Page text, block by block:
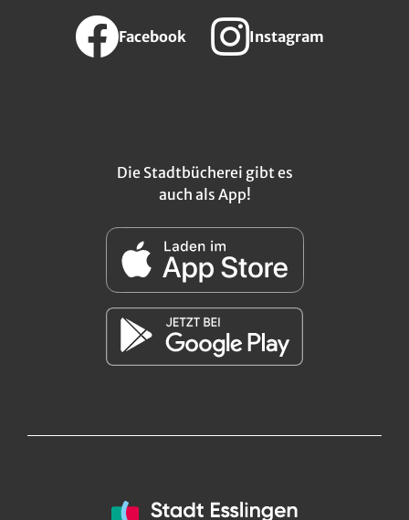
Facebook Instagram
Die Stadtbücherei gibt es
auch als App!